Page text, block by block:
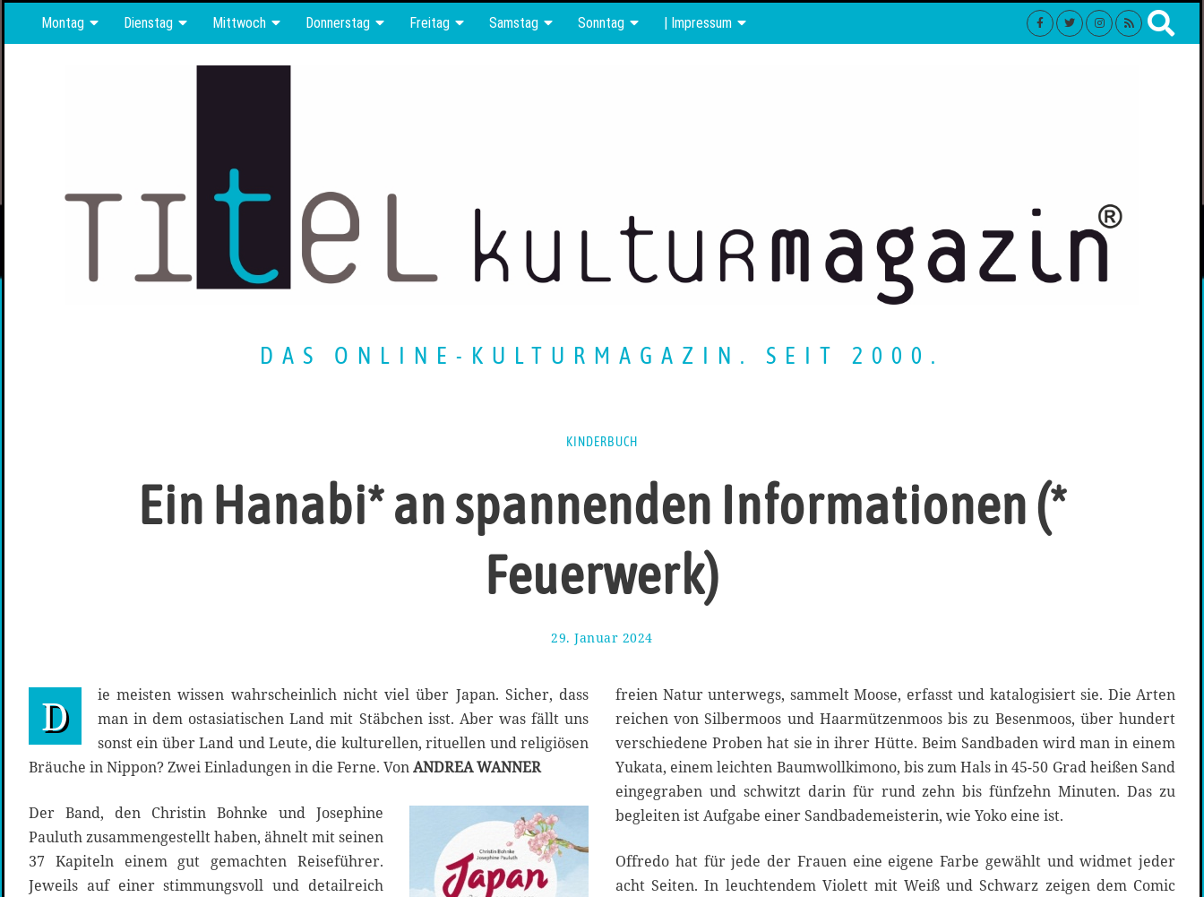
Montag Dienstag Mittwoch Donnerstag Freitag Samstag Sonntag | Impressum
DAS ONLINE-KULTURMAGAZIN. SEIT 2000.
KINDERBUCH
Ein Hanabi* an spannenden Informationen (*
Feuerwerk)
29. Januar 2024
F
b
r
u
r
2
2
4
D
ie meisten wissen wahrscheinlich nicht viel über Japan. Sicher, dass
man in dem ostasiatischen Land mit Stäbchen isst. Aber was fällt uns
sonst ein über Land und Leute, die kulturellen, rituellen und religiösen
Bräuche in Nippon? Zwei Einladungen in die Ferne. VonANDREA WANNER
Der Band, den Christin Bohnke und Josephine
Pauluth zusammengestellt haben, ähnelt mit seinen
37 Kapiteln einem gut gemachten Reiseführer.
Jeweils auf einer stimmungsvoll und detailreich
freien Natur unterwegs, sammelt Moose, erfasst und katalogisiert sie. Die Arten
reichen von Silbermoos und Haarmützenmoos bis zu Besenmoos, über hundert
verschiedene Proben hat sie in ihrer Hütte. Beim Sandbaden wird man in einem
Yukata, einem leichten Baumwollkimono, bis zum Hals in 45-50 Grad heißen Sand
eingegraben und schwitzt darin für rund zehn bis fünfzehn Minuten. Das zu
begleiten ist Aufgabe einer Sandbademeisterin, wie Yoko eine ist.
Offredo hat für jede der Frauen eine eigene Farbe gewählt und widmet jeder
acht Seiten. In leuchtendem Violett mit Weiß und Schwarz zeigen dem Comic